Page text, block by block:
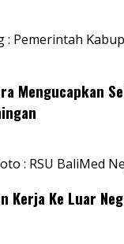
: Pemerintah
Mengucapkan
: RSU BaliMed
Kerja Ke Luar